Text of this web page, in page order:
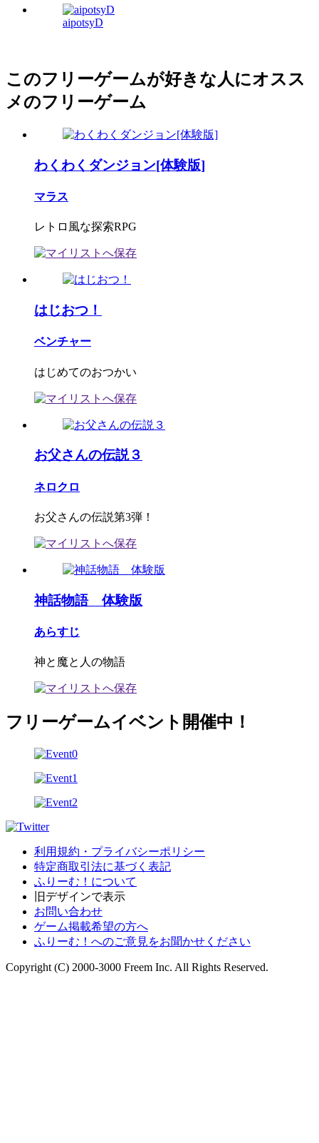
aipotsyD
このフリーゲームが好きな人にオスス
メのフリーゲーム
わくわくダンジョン[体験版]
マラス
レトロ風な探索RPG
はじおつ！
ベンチャー
はじめてのおつかい
お父さんの伝説３
ネロクロ
お父さんの伝説第3弾！
神話物語 体験版
あらすじ
神と魔と人の物語
フリーゲームイベント開催中！
利用規約・プライバシーポリシー
特定商取引法に基づく表記
ふりーむ！について
旧デザインで表示
お問い合わせ
ゲーム掲載希望の方へ
ふりーむ！へのご意見をお聞かせください
Copyright (C) 2000-3000 Freem Inc. All Rights Reserved.